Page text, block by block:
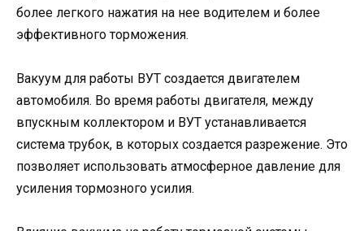
более легкого нажатия на нее водителем и более
эффективного торможения.
Вакуум для работы ВУТ создается двигателем
автомобиля. Во время работы двигателя, между
впускным коллектором и ВУТ устанавливается
система трубок, в которых создается разрежение. Это
позволяет использовать атмосферное давление для
усиления тормозного усилия.